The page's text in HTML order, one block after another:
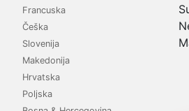
Francuska
Češka
Slovenija
Makedonija
Hrvatska
Poljska